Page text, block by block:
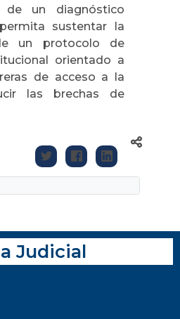
de un diagnóstico
sustentar la
un protocolo de
orientado a
de acceso a la
las brechas de
Judicial